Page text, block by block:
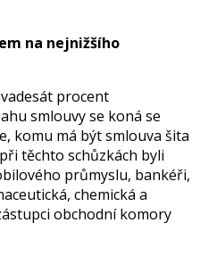
na nejnižšího
procent
smlouvy se koná se
komu má být smlouva šita
těchto schůzkách byli
průmyslu, bankéři,
chemická a
obchodní komory